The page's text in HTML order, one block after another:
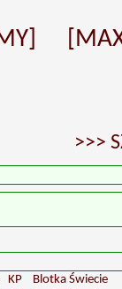
[
>>>
KP
Blotka Świecie